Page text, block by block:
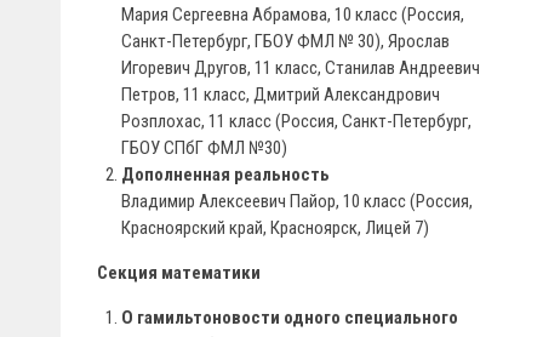
Мария Сергеевна Абрамова, 10 класс (Россия,
Санкт-Петербург, ГБОУ ФМЛ № 30), Ярослав
Игоревич Другов, 11 класс, Станилав Андреевич
Петров, 11 класс, Дмитрий Александрович
Розплохас, 11 класс (Россия, Санкт-Петербург,
ГБОУ СПбГ ФМЛ №30)
Дополненная реальность
Владимир Алексеевич Пайор, 10 класс (Россия,
Красноярский край, Красноярск, Лицей 7)
Секция математики
О гамильтоновости одного специального